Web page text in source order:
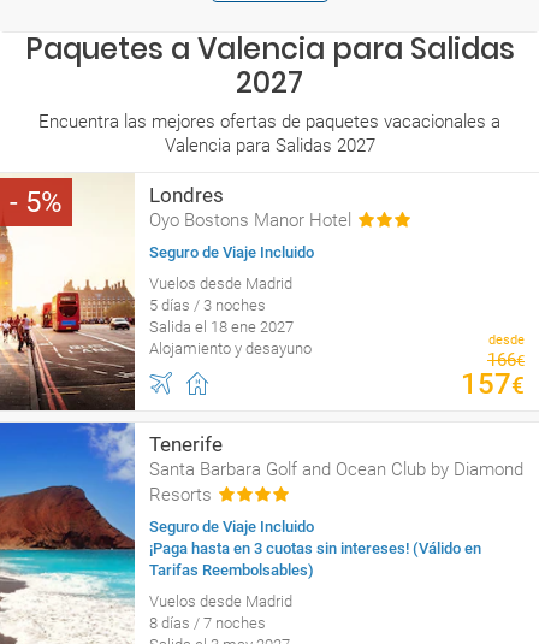
Paquetes a Valencia para Salidas
2027
Encuentra las mejores ofertas de paquetes vacacionales a
Valencia para Salidas 2027
5 Londres
Oyo Bostons Manor Hotel
Seguro de Viaje Incluido
Vuelos desde Madrid
5 días / 3 noches
Salida el 18 ene 2027
Alojamiento y desayuno
desde
166€
157€
Tenerife
Santa Barbara Golf and Ocean Club by Diamond
Resorts
Seguro de Viaje Incluido
¡Paga hasta en 3 cuotas sin intereses! (Válido en
Tarifas Reembolsables)
Vuelos desde Madrid
8 días / 7 noches